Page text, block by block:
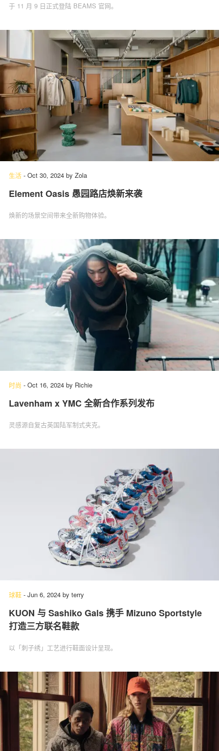
于 11 月 9 日正式登陆 BEAMS 官网。
生活 - Oct 30, 2024 by Zola
Element Oasis 愚园路店焕新来袭
焕新的场景空间带来全新购物体验。
时尚 - Oct 16, 2024 by Richie
Lavenham x YMC⁠ 全新合作系列发布
灵感源自复古英国陆军制式夹克。
球鞋 - Jun 6, 2024 by terry
KUON 与 Sashiko Gals 携手 Mizuno Sportstyle
打造三方联名鞋款
以「刺子绣」工艺进行鞋面设计呈现。